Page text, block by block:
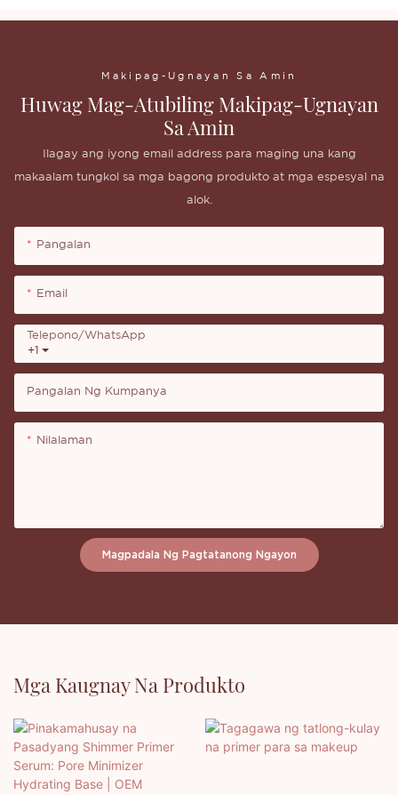
Makipag-Ugnayan Sa Amin
Huwag Mag-Atubiling Makipag-Ugnayan
Sa Amin
Ilagay ang iyong email address para maging una kang
makaalam tungkol sa mga bagong produkto at mga espesyal na
alok.
Pangalan
Email
+1
Telepono/whatsApp
Pangalan Ng Kumpanya
Nilalaman
Magpadala Ng Pagtatanong Ngayon
Mga Kaugnay Na Produkto